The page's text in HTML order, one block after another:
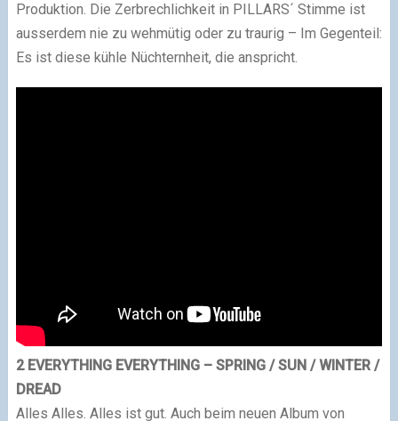
Produktion. Die Zerbrechlichkeit in PILLARS´ Stimme ist
ausserdem nie zu wehmütig oder zu traurig – Im Gegenteil:
Es ist diese kühle Nüchternheit, die anspricht.
2 EVERYTHING EVERYTHING – SPRING / SUN / WINTER /
DREAD
Alles Alles. Alles ist gut. Auch beim neuen Album von